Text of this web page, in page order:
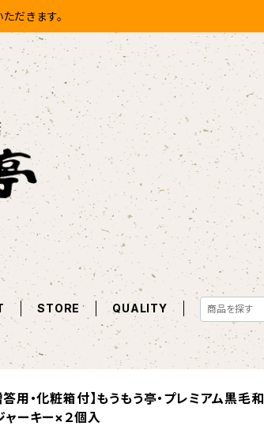
だきます。
STORE QUALITY
・化粧箱付】もうもう亭・プレミアム黒毛和
ャーキー×２個入